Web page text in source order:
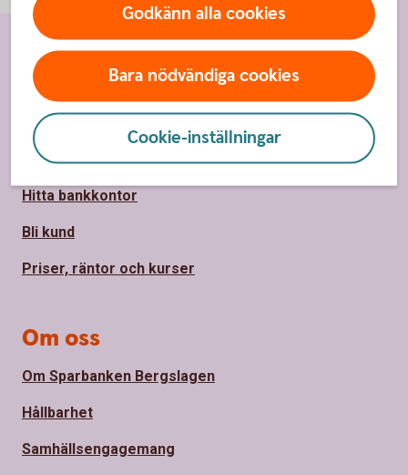
Godkänn alla cookies
Bara nödvändiga cookies
Cookie-inställningar
Sidfot
Hitta snabbt
Kundservice
Spärrhjälp
Hitta bankkontor
Bli kund
Priser, räntor och kurser
Om oss
Om Sparbanken Bergslagen
Hållbarhet
Samhällsengagemang